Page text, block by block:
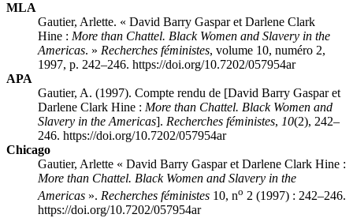
MLA
Gautier, Arlette. « David Barry Gaspar et Darlene Clark
Hine : More than Chattel. Black Women and Slavery in the
Americas. » Recherches féministes, volume 10, numéro 2,
1997, p. 242–246. https://doi.org/10.7202/057954ar
APA
Gautier, A. (1997). Compte rendu de [David Barry Gaspar et
Darlene Clark Hine : More than Chattel. Black Women and
Slavery in the Americas]. Recherches féministes, 10(2), 242–
246. https://doi.org/10.7202/057954ar
Chicago
Gautier, Arlette « David Barry Gaspar et Darlene Clark Hine :
More than Chattel. Black Women and Slavery in the
Americas ». Recherches féministes 10, no 2 (1997) : 242–246.
https://doi.org/10.7202/057954ar